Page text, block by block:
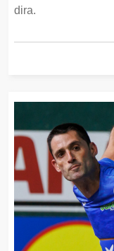
dira.